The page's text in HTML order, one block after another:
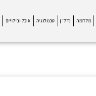
מלחמה נדל"ן טכנולוגיה אוכל ובילויים